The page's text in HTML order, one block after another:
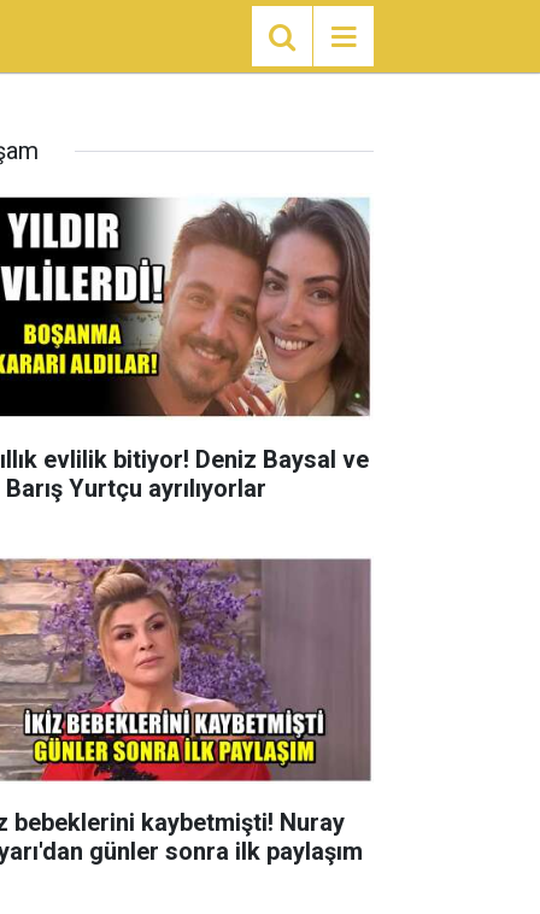
evlilik bitiyor! Deniz Baysal ve
Yurtçu ayrılıyorlar
bebeklerini kaybetmişti! Nuray
günler sonra ilk paylaşım